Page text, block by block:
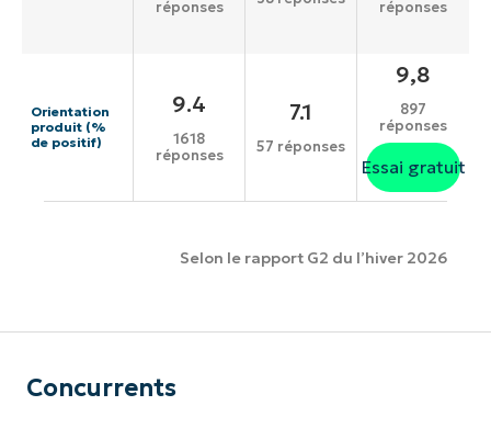
réponses
réponses
Orientation
produit (%
de positif)
9.4
1618
réponses
7.1
57 réponses
9,8
897
réponses
Essai gratuit
Selon le rapport G2 du l’hiver 2026
Concurrents